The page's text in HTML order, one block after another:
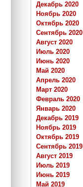
Декабрь 2020
Ноябрь 2020
Октябрь 2020
Сентябрь 2020
Август 2020
Июль 2020
Июнь 2020
Май 2020
Апрель 2020
Март 2020
Февраль 2020
Январь 2020
Декабрь 2019
Ноябрь 2019
Октябрь 2019
Сентябрь 2019
Август 2019
Июль 2019
Июнь 2019
Май 2019